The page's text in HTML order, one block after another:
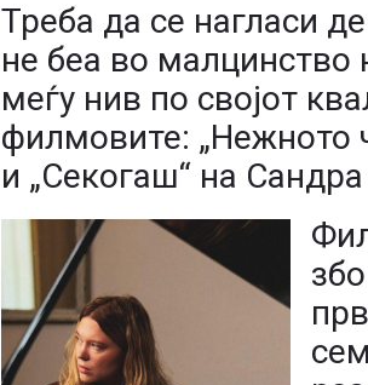
Треба да се нагласи
не беа во малцинство
меѓу нив по својот
филмовите: „Нежното
и „Секогаш“ на